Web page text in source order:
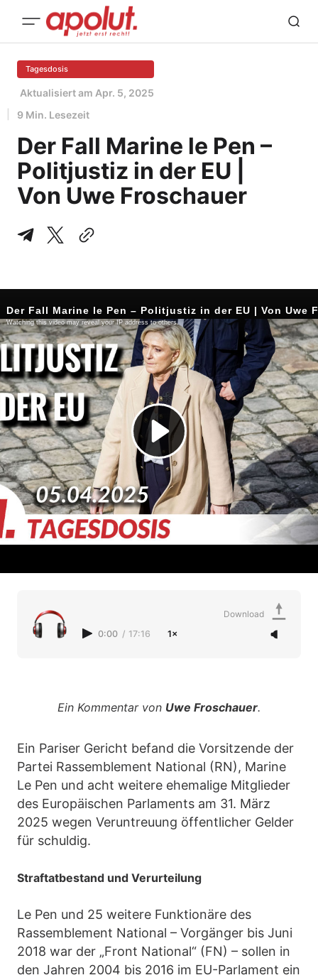
Tagesdosis
Aktualisiert am Apr. 5, 2025
9 Min. Lesezeit
Der Fall Marine le Pen –
Politjustiz in der EU |
Von Uwe Froschauer
0:00 / 17:16 1×
Download
Ein Kommentar von Uwe Froschauer.
Ein Pariser Gericht befand die Vorsitzende der
Partei Rassemblement National (RN), Marine
Le Pen und acht weitere ehemalige Mitglieder
des Europäischen Parlaments am 31. März
2025 wegen Veruntreuung öffentlicher Gelder
für schuldig.
Straftatbestand und Verurteilung
Le Pen und 25 weitere Funktionäre des
Rassemblement National – Vorgänger bis Juni
2018 war der „Front National“ (FN) – sollen in
den Jahren 2004 bis 2016 im EU-Parlament ein